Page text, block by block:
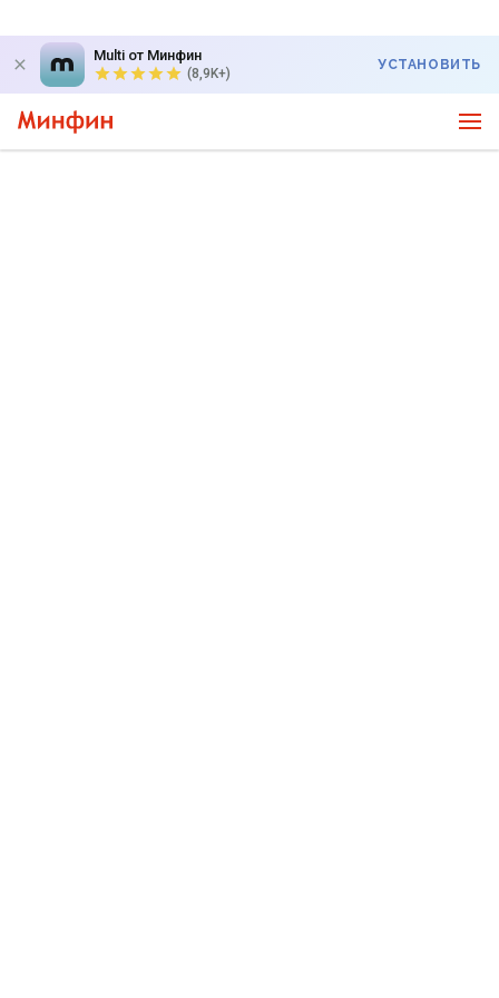
Multi от Минфин
(8,9K+)
УСТАНОВИТЬ